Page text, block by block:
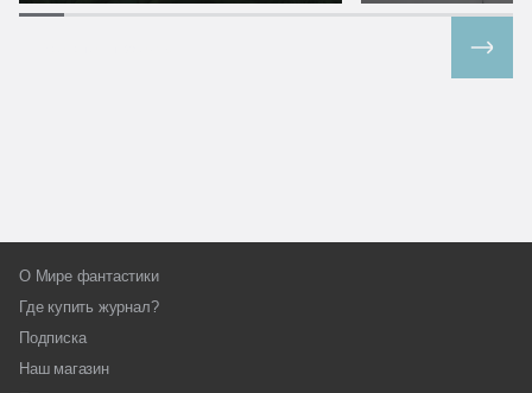
О Мире фантастики
Где купить журнал?
Подписка
Наш магазин